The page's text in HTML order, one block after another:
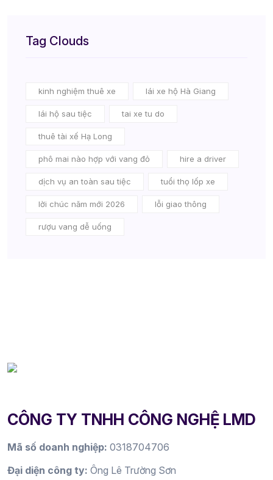
Tag Clouds
kinh nghiệm thuê xe lái xe hộ Hà Giang
lái hộ sau tiệc tai xe tu do
thuê tài xế Hạ Long
phô mai nào hợp với vang đỏ hire a driver
dịch vụ an toàn sau tiệc tuổi thọ lốp xe
lời chúc năm mới 2026 lỗi giao thông
rượu vang dễ uống
CÔNG TY TNHH CÔNG NGHỆ LMD
Mã số doanh nghiệp: 0318704706
Đại diện công ty: Ông Lê Trường Sơn